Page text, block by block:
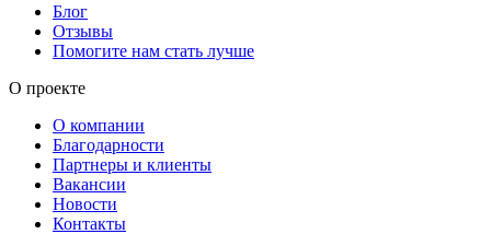
Блог
Отзывы
Помогите нам стать лучше
О проекте
О компании
Благодарности
Партнеры и клиенты
Вакансии
Новости
Контакты